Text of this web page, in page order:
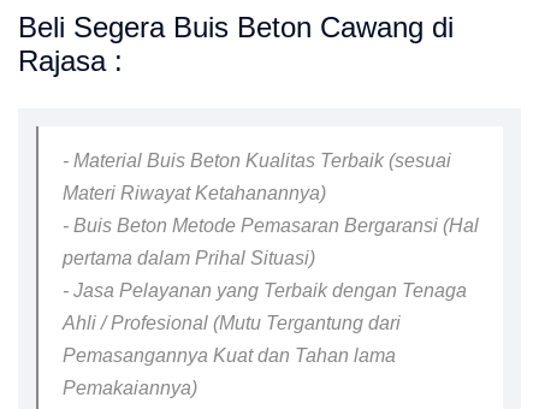
Beli Segera Buis Beton Cawang di
Rajasa :
- Material Buis Beton Kualitas Terbaik (sesuai
Materi Riwayat Ketahanannya)
- Buis Beton Metode Pemasaran Bergaransi (Hal
pertama dalam Prihal Situasi)
- Jasa Pelayanan yang Terbaik dengan Tenaga
Ahli / Profesional (Mutu Tergantung dari
Pemasangannya Kuat dan Tahan lama
Pemakaiannya)